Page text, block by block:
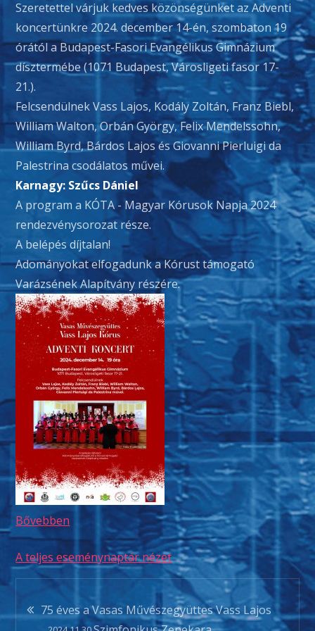
Szeretettel várjuk kedves közönségünket az Adventi
koncertünkre 2024. december 14-én, szombaton 19
órától a Budapest-Fasori Evangélikus Gimnázium
dísztermébe (1071 Budapest, Városligeti fasor 17-
21.).
Felcsendülnek Vass Lajos, Kodály Zoltán, Franz Biebl,
William Walton, Orbán György, Felix Mendelssohn,
William Byrd, Bárdos Lajos és Giovanni Pierluigi da
Palestrina csodálatos művei.
Karnagy: Szűcs Dániel
A program a KÓTA - Magyar Kórusok Napja 2024
rendezvénysorozat része.
A belépés díjtalan!
Adományokat elfogadunk a Kórust támogató
Varázsének Alapítvány részére.
Bővebben
A teljes eseménynaptár nézet
Bejegyzés
75 éves a Vasas Művészegyüttes Vass Lajos